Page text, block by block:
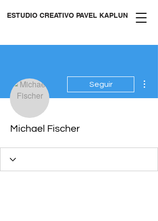
ESTUDIO CREATIVO PAVEL KAPLUN
Seguir
Michael Fischer